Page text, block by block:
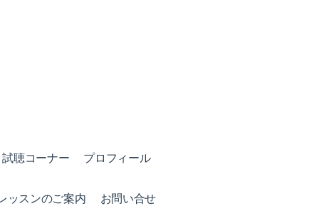
試聴コーナー プロフィール
ッスンのご案内 お問い合せ